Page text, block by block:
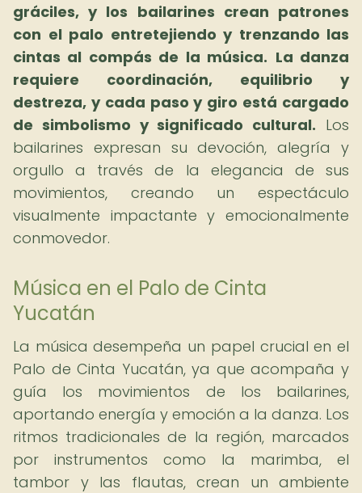
gráciles, y los bailarines crean patrones
con el palo entretejiendo y trenzando las
cintas al compás de la música. La danza
requiere coordinación, equilibrio y
destreza, y cada paso y giro está cargado
de simbolismo y significado cultural. Los
bailarines expresan su devoción, alegría y
orgullo a través de la elegancia de sus
movimientos, creando un espectáculo
visualmente impactante y emocionalmente
conmovedor.
Música en el Palo de Cinta
Yucatán
La música desempeña un papel crucial en el
Palo de Cinta Yucatán, ya que acompaña y
guía los movimientos de los bailarines,
aportando energía y emoción a la danza. Los
ritmos tradicionales de la región, marcados
por instrumentos como la marimba, el
tambor y las flautas, crean un ambiente